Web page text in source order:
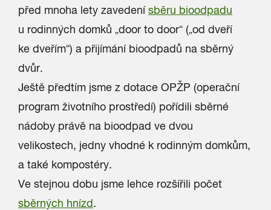
před mnoha lety zavedenísběru bioodpadu
u rodinných domků „door to door“ („od dveří
ke dveřím“) a přijímání bioodpadů na sběrný
dvůr.
Ještě předtím jsme z dotace OPŽP (operační
program životního prostředí) pořídili sběrné
nádoby právě na bioodpad ve dvou
velikostech, jedny vhodné k rodinným domkům,
a také kompostéry.
Ve stejnou dobu jsme lehce rozšířili počet
sběrných hnízd.